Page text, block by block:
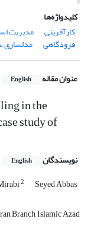
کلیدواژه‌ها
کارآفرینی
مدیریت
فرودگاهی مدلسازی
عنوان مقاله English
in the
study of
نویسندگان English
2 Seyed Abbas
Branch, Islamic Azad